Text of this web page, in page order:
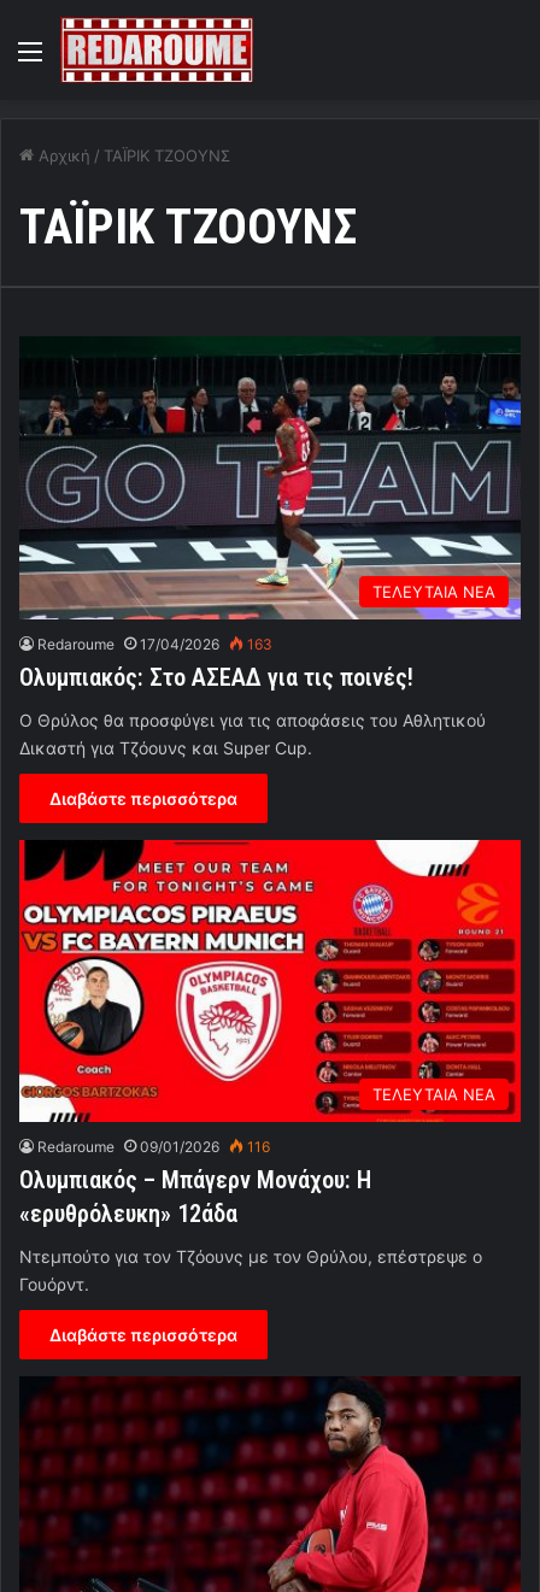
Menu
Αρχική / ΤΑΪΡΙΚ ΤΖΟΟΥΝΣ
ΤΑΪΡΙΚ ΤΖΟΟΥΝΣ
ΤΕΛΕΥΤΑΙΑ ΝΕΑ
Redaroume 17/04/2026 163
Ολυμπιακός: Στο ΑΣΕΑΔ για τις ποινές!
Ο Θρύλος θα προσφύγει για τις αποφάσεις του Αθλητικού
Δικαστή για Τζόουνς και Super Cup.
Διαβάστε περισσότερα
ΤΕΛΕΥΤΑΙΑ ΝΕΑ
Redaroume 09/01/2026 116
Ολυμπιακός – Μπάγερν Μονάχου: Η
«ερυθρόλευκη» 12άδα
Ντεμπούτο για τον Τζόουνς με τον Θρύλου, επέστρεψε ο
Γουόρντ.
Διαβάστε περισσότερα